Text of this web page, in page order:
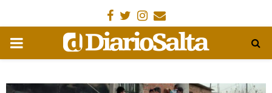
Facebook
Gorjeo
Instagram
Email
MENÚ